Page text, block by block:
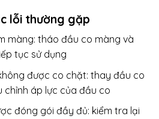
lỗi thường gặp
màng: tháo đầu co màng và
tục sử dụng
được co chặt: thay đầu co
chỉnh áp lực của đầu co
đóng gói đầy đủ: kiểm tra lại